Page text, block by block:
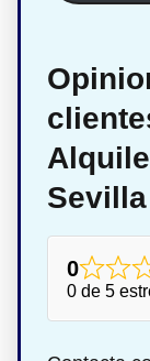
Sevilla
0
0 de 5